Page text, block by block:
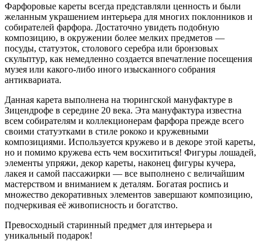
Фарфоровые кареты всегда представляли ценность и были
желанным украшением интерьера для многих поклонников и
собирателей фарфора. Достаточно увидеть подобную
композицию, в окружении более мелких предметов —
посуды, статуэток, столового серебра или бронзовых
скульптур, как немедленно создается впечатление посещения
музея или какого-либо иного изысканного собрания
антиквариата.
Данная карета выполнена на тюрингской мануфактуре в
Зицендрофе в середине 20 века. Эта мануфактура известна
всем собирателям и коллекционерам фарфора прежде всего
своими статуэтками в стиле рококо и кружевными
композициями. Используется кружево и в декоре этой кареты,
но и помимо кружева есть чем восхититься! Фигуры лошадей,
элементы упряжи, декор кареты, наконец фигуры кучера,
лакея и самой пассажирки — все выполнено с величайшим
мастерством и вниманием к деталям. Богатая роспись и
множество декоративных элементов завершают композицию,
подчеркивая её живописность и богатство.
Превосходный старинный предмет для интерьера и
уникальный подарок!